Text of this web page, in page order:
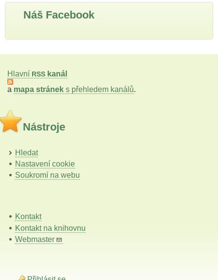
Náš Facebook
Hlavní RSS kanál
a mapa stránek s přehledem kanálů.
Nástroje
Hledat
Nastavení cookie
Soukromí na webu
Kontakt
Kontakt na knihovnu
Webmaster